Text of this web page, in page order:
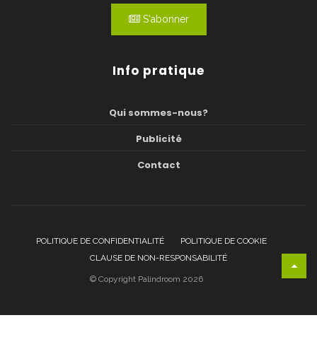
S'abonner
Info pratique
Qui sommes-nous?
Publicité
Contact
POLITIQUE DE CONFIDENTIALITÉ
POLITIQUE DE COOKIE
CLAUSE DE NON-RESPONSABILITÉ
© Copyright Palindroom 2026